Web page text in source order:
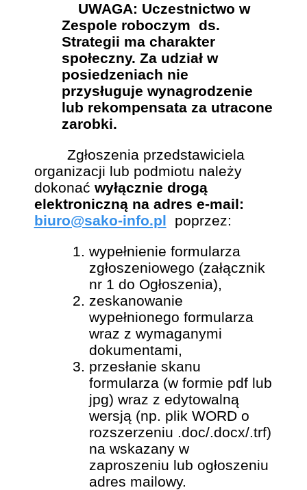
UWAGA: Uczestnictwo w
Zespole roboczym ds.
Strategii ma charakter
społeczny. Za udział w
posiedzeniach nie
przysługuje wynagrodzenie
lub rekompensata za utracone
zarobki.
Zgłoszenia przedstawiciela
organizacji lub podmiotu należy
dokonać wyłącznie drogą
elektroniczną na adres e-mail:
biuro@sako-info.pl
poprzez:
wypełnienie formularza
zgłoszeniowego (załącznik
nr 1 do Ogłoszenia),
zeskanowanie
wypełnionego formularza
wraz z wymaganymi
dokumentami,
przesłanie skanu
formularza (w formie pdf lub
jpg) wraz z edytowalną
wersją (np. plik WORD o
rozszerzeniu .doc/.docx/.trf)
na wskazany w
zaproszeniu lub ogłoszeniu
adres mailowy.